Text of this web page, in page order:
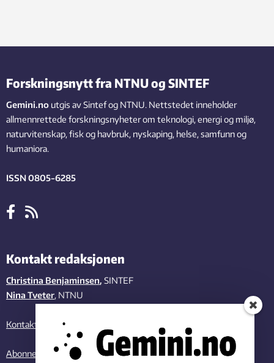
Forskningsnytt fra NTNU og SINTEF
Gemini.no utgis av Sintef og NTNU. Nettstedet inneholder
allmennrettede forskningsnyheter om teknologi, energi og miljø,
naturvitenskap, fisk og havbruk, nyskaping, helse, samfunn og
humaniora.
ISSN 0805-6285
Kontakt redaksjonen
Christina Benjaminsen, SINTEF
Nina Tveter, NTNU
Kontakt oss
Abonner på vårt nyhetsbrev